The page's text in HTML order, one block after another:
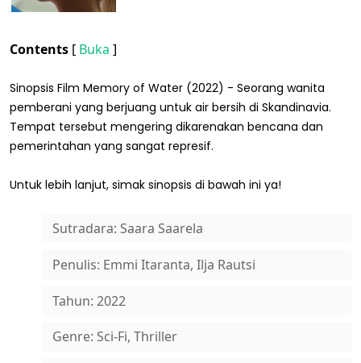
Contents [ Buka ]
Sinopsis Film Memory of Water (2022) - Seorang wanita
pemberani yang berjuang untuk air bersih di Skandinavia.
Tempat tersebut mengering dikarenakan bencana dan
pemerintahan yang sangat represif.
Untuk lebih lanjut, simak sinopsis di bawah ini ya!
Sutradara: Saara Saarela
Penulis: Emmi Itaranta, Ilja Rautsi
Tahun: 2022
Genre: Sci-Fi, Thriller